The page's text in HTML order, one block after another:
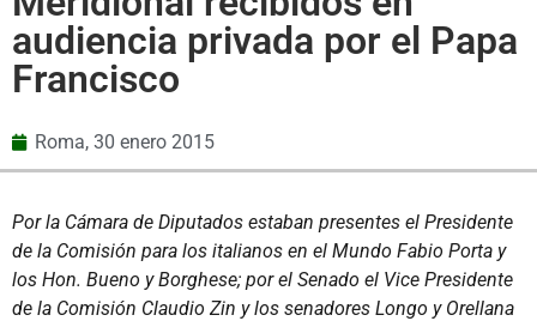
audiencia privada por el Papa
Francisco
Roma, 30 enero 2015
Por la Cámara de Diputados estaban presentes el Presidente
de la Comisión para los italianos en el Mundo Fabio Porta y
los Hon. Bueno y Borghese; por el Senado el Vice Presidente
de la Comisión Claudio Zin y los senadores Longo y Orellana